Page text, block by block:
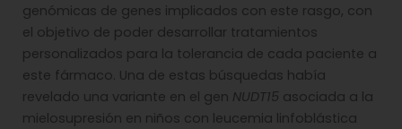
genómicas de genes implicados con este rasgo, con
el objetivo de poder desarrollar tratamientos
personalizados para la tolerancia de cada paciente a
este fármaco. Una de estas búsquedas había
revelado una variante en el gen NUDT15 asociada a la
mielosupresión en niños con leucemia linfoblástica